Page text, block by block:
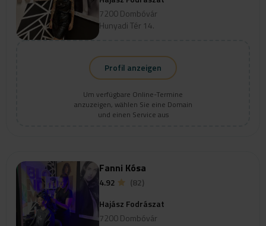
Profil anzeigen
Um verfügbare Online-Termine
anzuzeigen, wählen Sie eine Domain
und einen Service aus
7200 Dombóvár
Hunyadi Tér 14.
Fanni Kósa
4.92
(82)
Hajász Fodrászat
7200 Dombóvár